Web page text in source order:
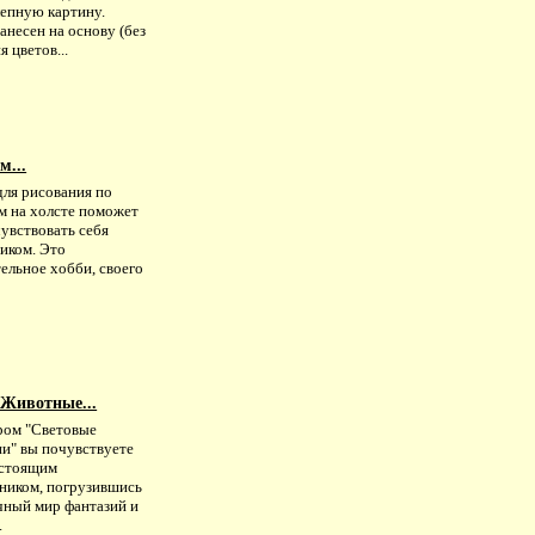
картину.
на основу (без
цветов...
рисования по
на холсте поможет
себя
Это
хобби, своего
Животные...
"Световые
вы почувствуете
погрузившись
мир фантазий и